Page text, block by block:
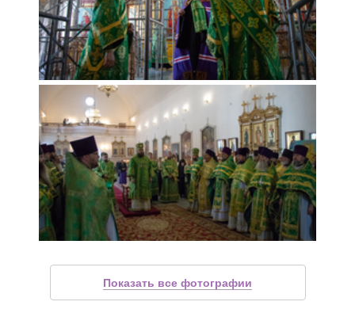
Показать все фотографии